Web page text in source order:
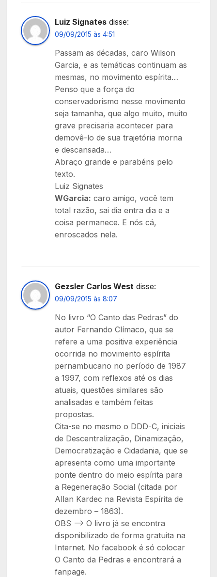
Luiz Signates disse:
09/09/2015 às 4:51
Passam as décadas, caro Wilson
Garcia, e as temáticas continuam as
mesmas, no movimento espírita…
Penso que a força do
conservadorismo nesse movimento
seja tamanha, que algo muito, muito
grave precisaria acontecer para
demovê-lo de sua trajetória morna
e descansada…
Abraço grande e parabéns pelo
texto.
Luiz Signates
WGarcia: caro amigo, você tem
total razão, sai dia entra dia e a
coisa permanece. E nós cá,
enroscados nela.
Gezsler Carlos West disse:
09/09/2015 às 8:07
No livro “O Canto das Pedras” do
autor Fernando Clímaco, que se
refere a uma positiva experiência
ocorrida no movimento espírita
pernambucano no período de 1987
a 1997, com reflexos até os dias
atuais, questões similares são
analisadas e também feitas
propostas.
Cita-se no mesmo o DDD-C, iniciais
de Descentralização, Dinamização,
Democratização e Cidadania, que se
apresenta como uma importante
ponte dentro do meio espírita para
a Regeneração Social (citada por
Allan Kardec na Revista Espírita de
dezembro – 1863).
OBS –> O livro já se encontra
disponibilizado de forma gratuita na
Internet. No facebook é só colocar
O Canto da Pedras e encontrará a
fanpage.